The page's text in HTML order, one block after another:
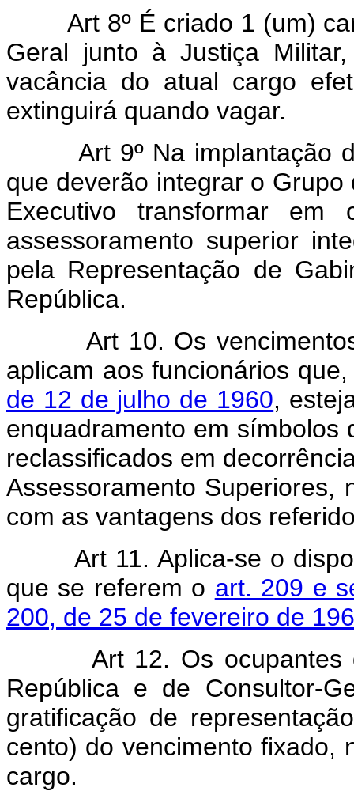
Art 8º É criado 1 (um)
Geral junto à Justiça
vacância do atual cargo
extinguirá quando vagar.
Art 9º Na implantação
que deverão integrar o
Executivo transformar
assessoramento superior
pela Representação de
República.
Art 10. Os
aplicam aos funcionários
de 12 de julho de 1960,
enquadramento em símbolos
reclassificados em
Assessoramento Superiores,
com as vantagens dos
Art 11. Aplica-se o
que se referem o art. 209 e
200, de 25 de fevereiro de
Art 12. Os ocupantes
República e de Consultor-
gratificação de
cento) do vencimento fixado,
cargo.